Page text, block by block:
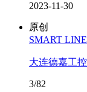
2023-11-30
原创
SMART
大连德嘉工控
3/82